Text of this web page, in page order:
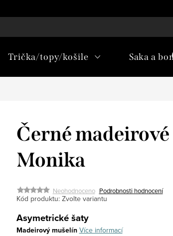
na míru
Trička/topy/košile Saka a
Černé madeirové
Monika
Neohodnoceno Podrobnosti hodnocení
Kód produktu: Zvolte variantu
Asymetrické šaty
Madeirový mušelín Více informací